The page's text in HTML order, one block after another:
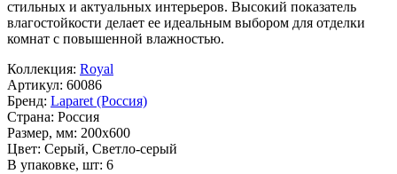
стильных и актуальных интерьеров. Высокий показатель
влагостойкости делает ее идеальным выбором для отделки
комнат с повышенной влажностью.
Коллекция: Royal
Артикул: 60086
Бренд: Laparet (Россия)
Страна: Россия
Размер, мм: 200x600
Цвет: Серый, Светло-серый
В упаковке, шт: 6